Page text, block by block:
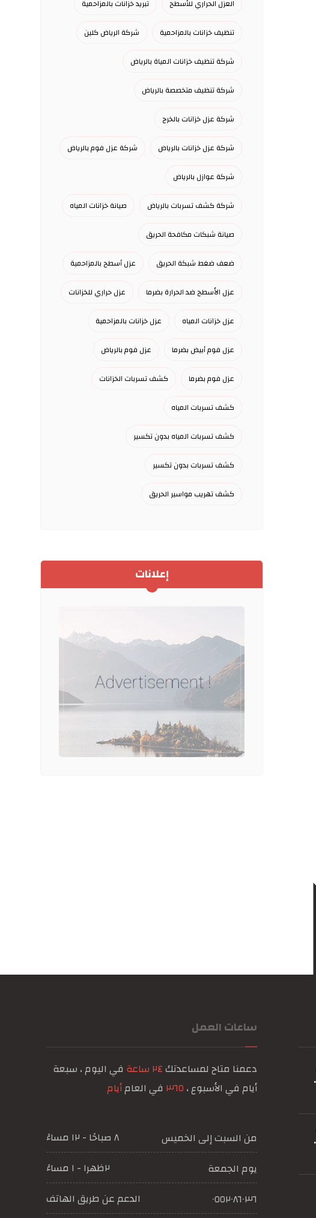
العزل الحراري للأسطح تبريد خزانات بالمزاحمية
تنظيف خزانات بالمزاحمية شركة الرياض كلين
شركة تنظيف خزانات المياة بالرياض
شركة تنظيف متخصصة بالرياض
شركة عزل خزانات بالخرج
شركة عزل خزانات بالرياض شركة عزل فوم بالرياض
شركة عوازل بالرياض
شركة كشف تسربات بالرياض صيانة خزانات المياه
صيانة شبكات مكافحة الحريق
ضعف ضغط شبكة الحريق عزل أسطح بالمزاحمية
عزل الأسطح ضد الحرارة بضرما عزل حراري للخزانات
عزل خزانات المياه عزل خزانات بالمزاحمية
عزل فوم أبيض بضرما عزل فوم بالرياض
عزل فوم بضرما كشف تسربات الخزانات
كشف تسربات المياه
كشف تسربات المياه بدون تكسير
كشف تسربات بدون تكسير
كشف تهريب مواسير الحريق
إعلانات
ساعات العمل
دعمنا متاح لمساعدتك٢٤ ساعة
في اليوم ، سبعة
أيام في الأسبوع ، ٣٦٥ في العامأيام
من السبت إلى الخميس
٨ صباحًا - ١٢ مساءً
يوم الجمعة
٢ظهرا - ١ مساءً
٠٥٥٢٠٨٦٠٣٦
الدعم عن طريق الهاتف